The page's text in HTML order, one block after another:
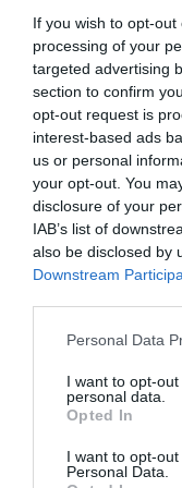
If you wish to opt-
processing of your
targeted advertising
section to confirm
opt-out request is
interest-based ads
us or personal
your opt-out. You
disclosure of your
IAB’s list of
also be disclosed by
Downstream
Please note that
not limited to your
grant or deny
use your data for
consent section.
Personal Data
I want to opt-
personal data.
Opted In
I want to opt-
Personal Data.
γεωργικές
του υπολοίπου
Οκτώβριος
πτώση της
τρέχουσα
μελέτη της
επιχειρήσεών
Εξέλιξη
εισόδημα στη
μια εξαίρεση
μικρή άνοδος